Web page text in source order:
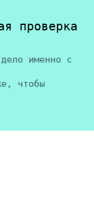
проверка
именно с
чтобы